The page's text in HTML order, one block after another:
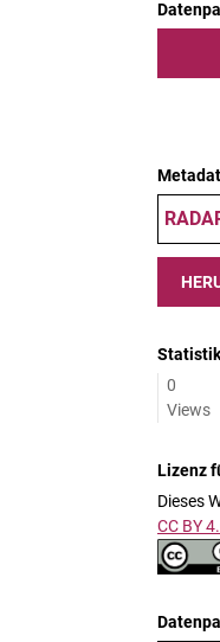
Statistik
0
Views
Lizenz
Dieses
CC BY